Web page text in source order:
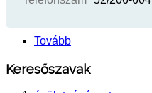
Tovább
Keresőszavak